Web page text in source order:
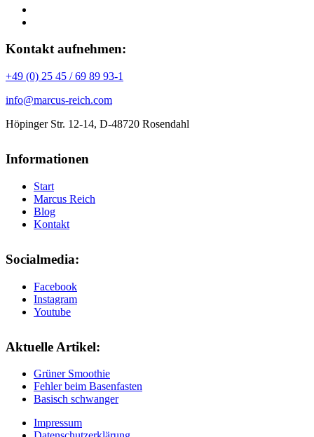
Kontakt aufnehmen:
+49 (0) 25 45 / 69 89 93-1
info@marcus-reich.com
Höpinger Str. 12-14, D-48720 Rosendahl
Informationen
Start
Marcus Reich
Blog
Kontakt
Socialmedia:
Facebook
Instagram
Youtube
Aktuelle Artikel:
Grüner Smoothie
Fehler beim Basenfasten
Basisch schwanger
Impressum